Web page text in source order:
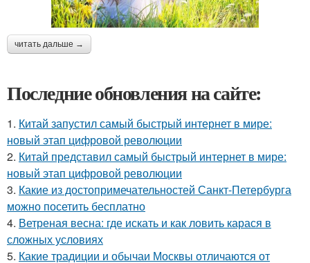
читать дальше →
Последние обновления на сайте:
1. Китай запустил самый быстрый интернет в мире:
новый этап цифровой революции
2. Китай представил самый быстрый интернет в мире:
новый этап цифровой революции
3. Какие из достопримечательностей Санкт-Петербурга
можно посетить бесплатно
4. Ветреная весна: где искать и как ловить карася в
сложных условиях
5. Какие традиции и обычаи Москвы отличаются от